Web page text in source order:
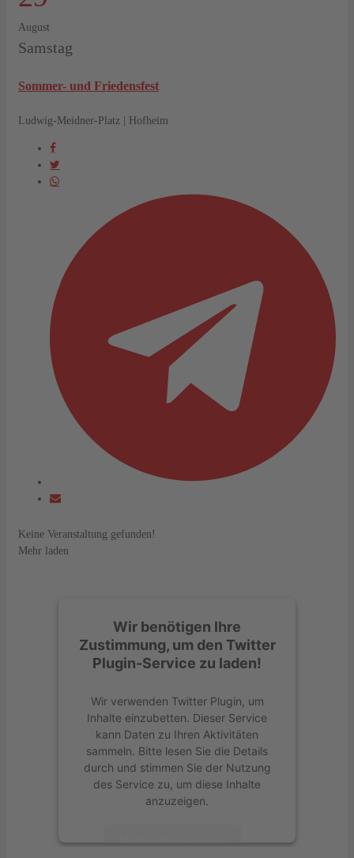
August
Samstag
Sommer- und Friedensfest
Ludwig-Meidner-Platz | Hofheim
Keine Veranstaltung gefunden!
Mehr laden
Wir benötigen Ihre
Zustimmung, um den Twitter
Plugin-Service zu laden!
Wir verwenden Twitter Plugin, um
Inhalte einzubetten. Dieser Service
kann Daten zu Ihren Aktivitäten
sammeln. Bitte lesen Sie die Details
durch und stimmen Sie der Nutzung
des Service zu, um diese Inhalte
anzuzeigen.